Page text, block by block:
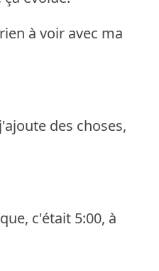
à voir avec ma
des choses,
c'était 5:00, à